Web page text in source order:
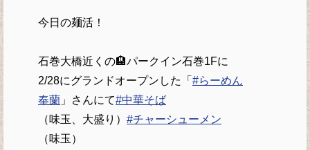
今日の麺活！
石巻大橋近くの🏨パークイン石巻1Fに
2/28にグランドオープンした「 #らーめん
奉蘭 」さんにて#中華そば
（味玉、大盛り） #チャーシューメン
（味玉）